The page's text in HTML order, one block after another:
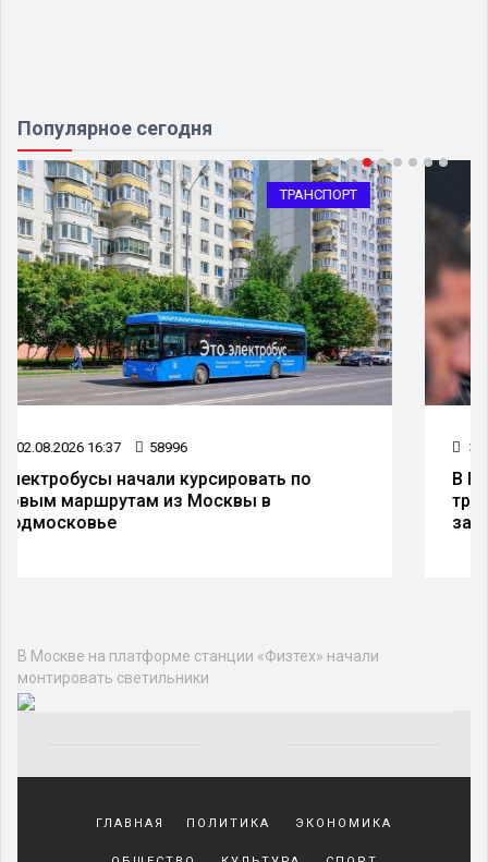
Популярное сегодня
ТРАНСПОРТ
31.07.2026 15:51
В Москву на V Международный
транспортный саммит приедут более 200
зарубежных гостей
В Москве на платформе станции «Физтех» начали
монтировать светильники
sürekli
beraber
ГЛАВНАЯ ПОЛИТИКА ЭКОНОМИКА